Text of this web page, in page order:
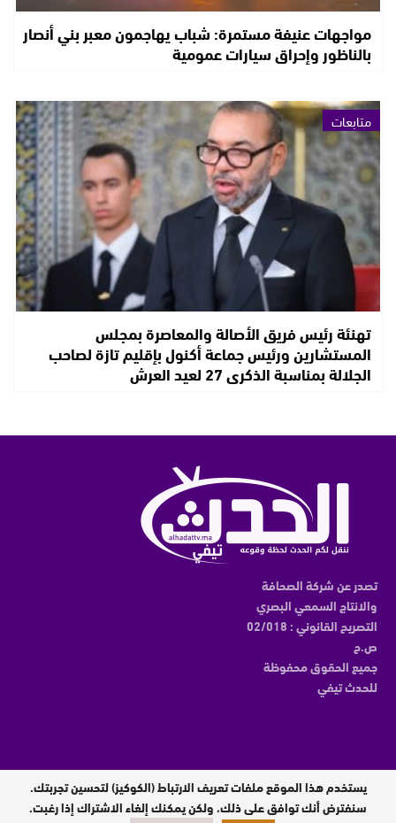
مواجهات عنيفة مستمرة: شباب يهاجمون معبر بني أنصار
بالناظور وإحراق سيارات عمومية
متابعات
تهنئة رئيس فريق الأصالة والمعاصرة بمجلس
المستشارين ورئيس جماعة أكنول بإقليم تازة لصاحب
الجلالة بمناسبة الذكرى 27 لعيد العرش
تصدر عن شركة الصحافة
والانتاج السمعي البصري
التصريح القانوني : 02/018
ص.ح
جميع الحقوق محفوظة
للحدث تيفي
مدير النشر : عبدالقادر الوالي
يستخدم هذا الموقع ملفات تعريف الارتباط (الكوكيز) لتحسين تجربتك.
سنفترض أنك توافق على ذلك، ولكن يمكنك إلغاء الاشتراك إذا رغبت.